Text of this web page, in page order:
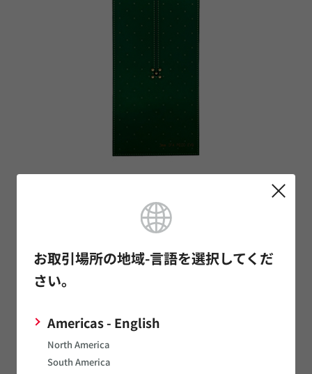
お取引場所の地域-言語を選択してくだ
さい。
Americas - English
North America
South America
700mm Coaxial cable